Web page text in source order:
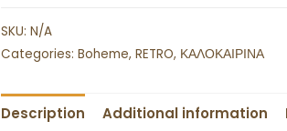
SKU:N/A
Categories:Boheme,RETRO, ΚΑΛΟΚΑΙΡΙΝΑ
Description Additional information